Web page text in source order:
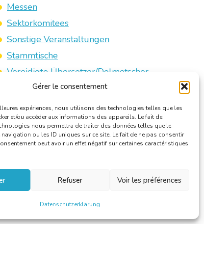
Gérer le consentement
expériences, nous utilisons des technologies telles que les
et/ou accéder aux informations des appareils. Le fait de
nous permettra de traiter des données telles que le
ou les ID uniques sur ce site. Le fait de ne pas consentir
peut avoir un effet négatif sur certaines caractéristiques
Refuser Voir les préférences
Datenschutzerklärung
Messen
Sektorkomitees
Sonstige Veranstaltungen
Stammtische
Vereidigte Übersetzer/Dolmetscher